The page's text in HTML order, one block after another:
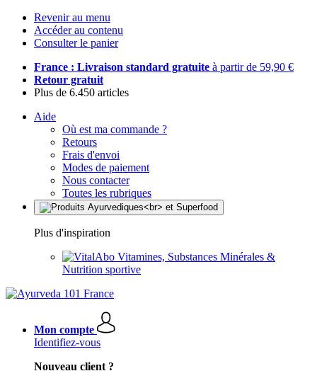
Revenir au menu
Accéder au contenu
Consulter le panier
France : Livraison standard gratuite à partir de 59,90 €
Retour gratuit
Plus de 6.450 articles
Aide
Où est ma commande ?
Retours
Frais d'envoi
Modes de paiement
Nous contacter
Toutes les rubriques
Plus d'inspiration
Vitamines, Substances Minérales &
Nutrition sportive
Mon compte
Identifiez-vous
Nouveau client ?